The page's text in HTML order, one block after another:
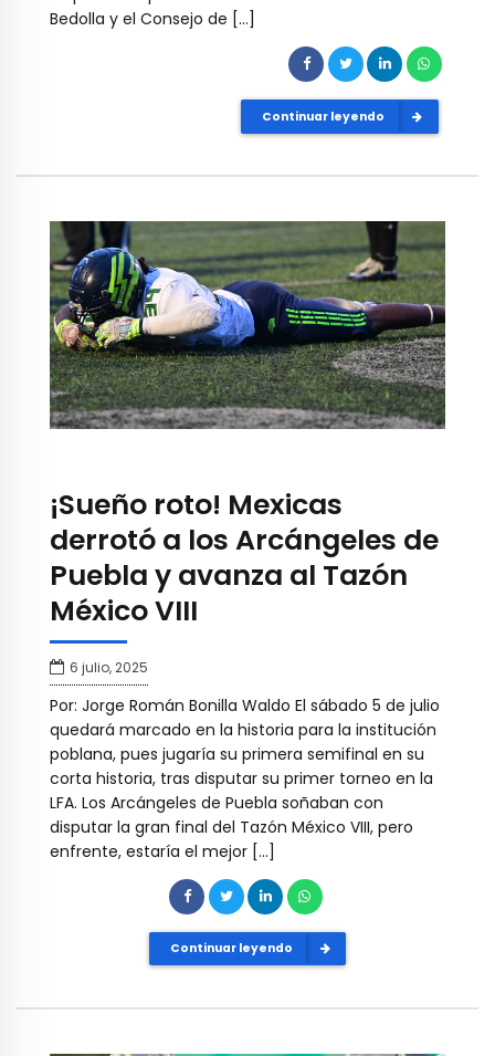
Bedolla y el Consejo de […]
Continuar leyendo
¡Sueño roto! Mexicas
derrotó a los Arcángeles de
Puebla y avanza al Tazón
México VIII
6 julio, 2025
Por: Jorge Román Bonilla Waldo El sábado 5 de julio
quedará marcado en la historia para la institución
poblana, pues jugaría su primera semifinal en su
corta historia, tras disputar su primer torneo en la
LFA. Los Arcángeles de Puebla soñaban con
disputar la gran final del Tazón México VIII, pero
enfrente, estaría el mejor […]
Continuar leyendo